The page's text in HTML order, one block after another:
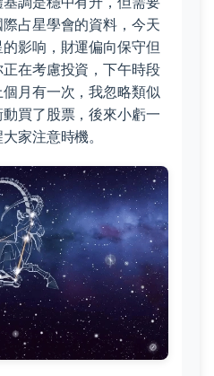
占星學會的資料，今天
影响，財運偏向保守但
在考慮投資，下午時段
月有一次，我忽略類似
買了股票，後來小虧一
家注意時機。